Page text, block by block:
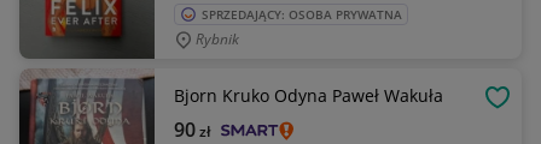
SPRZEDAJĄCY: OSOBA PRYWATNA
Rybnik
Bjorn Kruko Odyna Paweł Wakuła
90zł